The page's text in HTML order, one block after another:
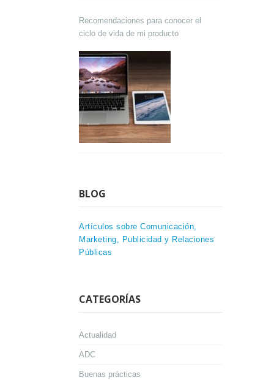
Recomendaciones para conocer el
ciclo de vida de mi producto
BLOG
Artículos sobre Comunicación,
Marketing, Publicidad y Relaciones
Públicas
CATEGORÍAS
Actualidad
ADC
Buenas prácticas